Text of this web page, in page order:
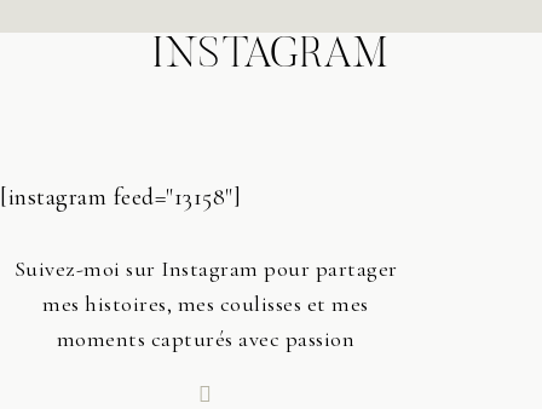
INSTAGRAM
[instagram feed="13158"]
Suivez-moi sur Instagram pour partager
mes histoires, mes coulisses et mes
moments capturés avec passion